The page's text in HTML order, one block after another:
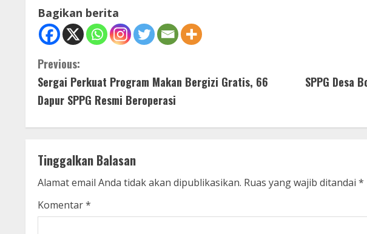
Bagikan berita
C
o
i
n
u
Previous:
Sergai Perkuat Program Makan Bergizi Gratis, 66
Dapur SPPG Resmi Beroperasi
SPPG Desa
Tinggalkan Balasan
Alamat email Anda tidak akan dipublikasikan. Ruas yang wajib ditandai *
Komentar*